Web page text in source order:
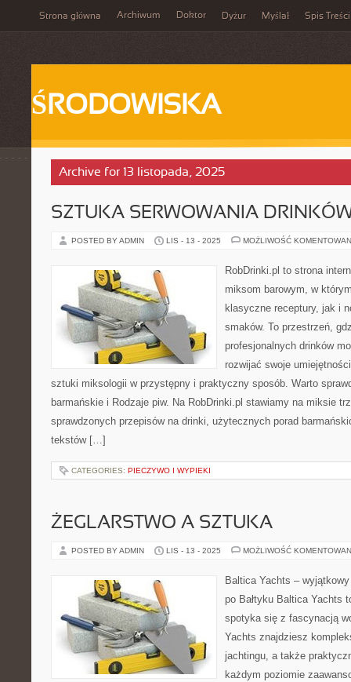
Strona główna Archiwum Doktor Dyżur Myślał Spis Treści
ŚRODOWISKA
Archive for 13 listopada, 2025
SZTUKA SERWOWANIA
POSTED BY ADMIN LIS - 13 - 2025 MOŻLIWOŚĆ
RobDrinki.pl to strona
miksom barowym, w
klasyczne receptury, jak i
smaków. To przestrzeń,
profesjonalnych drinków
rozwijać swoje
sztuki miksologii w przystępny i praktyczny sposób. Warto
barmańskie i Rodzaje piw. Na RobDrinki.pl stawiamy na miksie
sprawdzonych przepisów na drinki, użytecznych porad
tekstów […]
CATEGORIES: PIECZYWO I WYPIEKI
ŻEGLARSTWO A SZTUKA
POSTED BY ADMIN LIS - 13 - 2025 MOŻLIWOŚĆ
Baltica Yachts –
po Bałtyku Baltica Yachts
spotyka się z fascynacją
Yachts znajdziesz
jachtingu, a także
każdym poziomie